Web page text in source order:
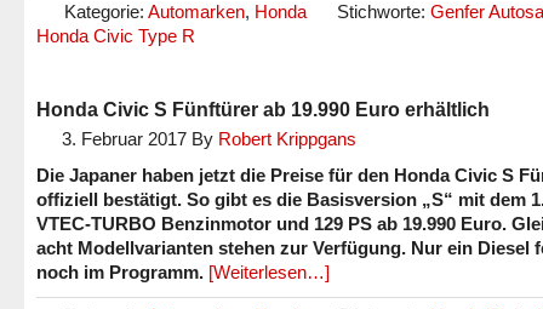
Kategorie: Automarken, Honda Stichworte: Genfer
Honda Civic Type R
Honda Civic S Fünftürer ab 19.990 Euro erhältlich
3. Februar 2017 By Robert Krippgans
Die Japaner haben jetzt die Preise für den Honda Civic S
offiziell bestätigt. So gibt es die Basisversion „S“ mit dem
VTEC-TURBO Benzinmotor und 129 PS ab 19.990 Euro.
acht Modellvarianten stehen zur Verfügung. Nur ein Diesel
noch im Programm. [Weiterlesen…]